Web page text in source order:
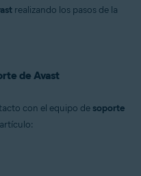
realizando los pasos de la
de Avast
con el equipo de soporte